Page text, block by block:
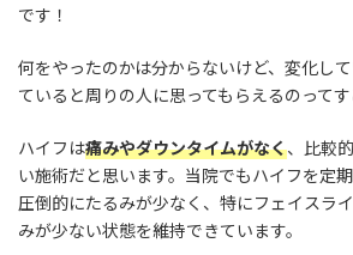
です！
何をやったのかは分からないけど、変化し
ていると周りの人に思ってもらえるのって
ハイフは痛みやダウンタイムがなく、比較
い施術だと思います。当院でもハイフを定
圧倒的にたるみが少なく、特にフェイスラ
みが少ない状態を維持できています。